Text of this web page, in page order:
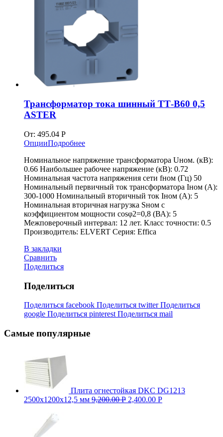
Трансформатор тока шинный ТТ-В60 0,5
ASTER
От: 495.04 Р
ОпцииПодробнее
Номинальное напряжение трансформатора Uном. (кВ):
0.66 Наибольшее рабочее напряжение (кВ): 0.72
Номинальная частота напряжения сети fном (Гц) 50
Номинальный первичный ток трансформатора Iном (А):
300-1000 Номинальный вторичный ток Iном (А): 5
Номинальная вторичная нагрузка Sном с
коэффициентом мощности cosφ2=0,8 (ВА): 5
Межповерочный интервал: 12 лет. Класс точности: 0.5
Производитель: ELVERT Серия: Effica
В закладки
Сравнить
Поделиться
Поделиться
Поделиться facebook Поделиться twitterПоделиться
google Поделиться pinterest Поделиться mail
Самые популярные
Плита огнестойкая DKC DG1213
2500х1200х12,5 мм 9,200.00Р 2,400.00 Р